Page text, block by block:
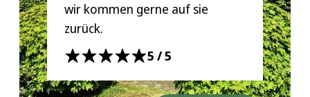
wir kommen gerne auf sie
zurück.
5/5